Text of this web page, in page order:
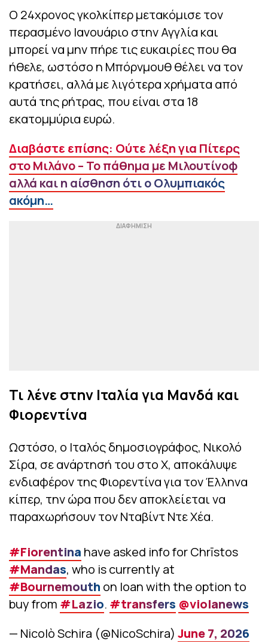
Ο 24χρονος γκολκίπερ μετακόμισε τον
περασμένο Ιανουάριο στην Αγγλία και
μπορεί να μην πήρε τις ευκαιρίες που θα
ήθελε, ωστόσο η Μπόρνμουθ θέλει να τον
κρατήσει, αλλά με λιγότερα χρήματα από
αυτά της ρήτρας, που είναι στα 18
εκατομμύρια ευρώ.
Διαβάστε επίσης: Ούτε λέξη για Πίτερς
στο Μιλάνο – Το πάθημα με Μιλουτίνοφ
αλλά και η αίσθηση ότι ο Ολυμπιακός
ακόμη…
Τι λένε στην Ιταλία για Μανδά και
Φιορεντίνα
Ωστόσο, ο Ιταλός δημοσιογράφος, Νικολό
Σίρα, σε ανάρτησή του στο X, αποκάλυψε
ενδιαφέρον της Φιορεντίνα για τον Έλληνα
κίπερ, την ώρα που δεν αποκλείεται να
παραχωρήσουν τον Νταβίντ Ντε Χέα.
#Fiorentina have asked info for Chrīstos
#Mandas, who is currently at
#Bournemouth on loan with the option to
buy from #Lazio. #transfers @violanews
— Nicolò Schira (@NicoSchira) June 7, 2026